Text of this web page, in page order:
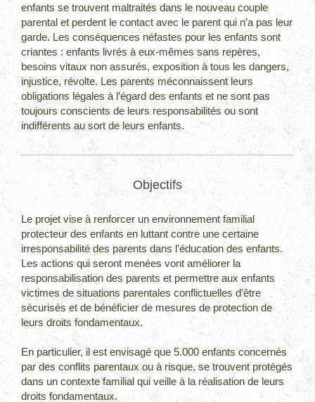
enfants se trouvent maltraités dans le nouveau couple
parental et perdent le contact avec le parent qui n’a pas leur
garde. Les conséquences néfastes pour les enfants sont
criantes : enfants livrés à eux-mêmes sans repères,
besoins vitaux non assurés, exposition à tous les dangers,
injustice, révolte. Les parents méconnaissent leurs
obligations légales à l’égard des enfants et ne sont pas
toujours conscients de leurs responsabilités ou sont
indifférents au sort de leurs enfants.
Objectifs
Le projet vise à renforcer un environnement familial
protecteur des enfants en luttant contre une certaine
irresponsabilité des parents dans l’éducation des enfants.
Les actions qui seront menées vont améliorer la
responsabilisation des parents et permettre aux enfants
victimes de situations parentales conflictuelles d’être
sécurisés et de bénéficier de mesures de protection de
leurs droits fondamentaux.
En particulier, il est envisagé que 5.000 enfants concernés
par des conflits parentaux ou à risque, se trouvent protégés
dans un contexte familial qui veille à la réalisation de leurs
droits fondamentaux.